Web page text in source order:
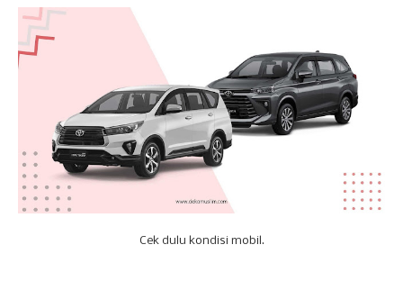
Cek dulu kondisi mobil.